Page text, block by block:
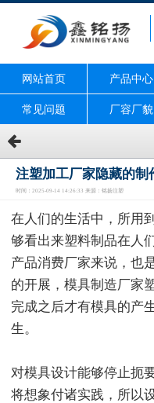
网站首页 产品中心
常见问题 厂容厂貌
注塑加工厂家隐藏的制
时间：2025-09-14 14:26:33 来源：铭扬注塑
在人们的生活中，所用
够看出来塑料制品在人
产品消费厂家来说，也
的开展，模具制造厂家
完成之后才有模具的产
生。
对模具设计能够停止扼
将想象付诸实践，所以